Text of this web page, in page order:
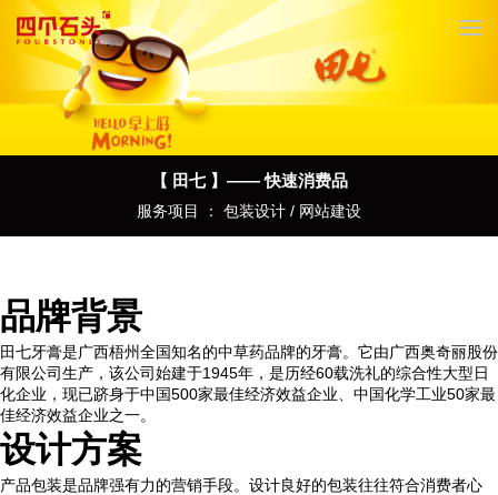
【 田七 】—— 快速消费品
服务项目 ： 包装设计 / 网站建设
品牌背景
田七牙膏是广西梧州全国知名的中草药品牌的牙膏。它由广西奥奇丽股份
有限公司生产，该公司始建于1945年，是历经60载洗礼的综合性大型日
化企业，现已跻身于中国500家最佳经济效益企业、中国化学工业50家最
佳经济效益企业之一。
设计方案
产品包装是品牌强有力的营销手段。设计良好的包装往往符合消费者心